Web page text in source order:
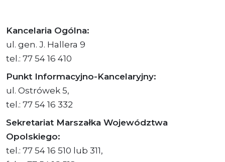
Kancelaria Ogólna:
ul. gen. J. Hallera 9
tel.: 77 54 16 410
Punkt Informacyjno-Kancelaryjny:
ul. Ostrówek 5,
tel.: 77 54 16 332
Sekretariat Marszałka Województwa
Opolskiego:
tel.: 77 54 16 510 lub 311,